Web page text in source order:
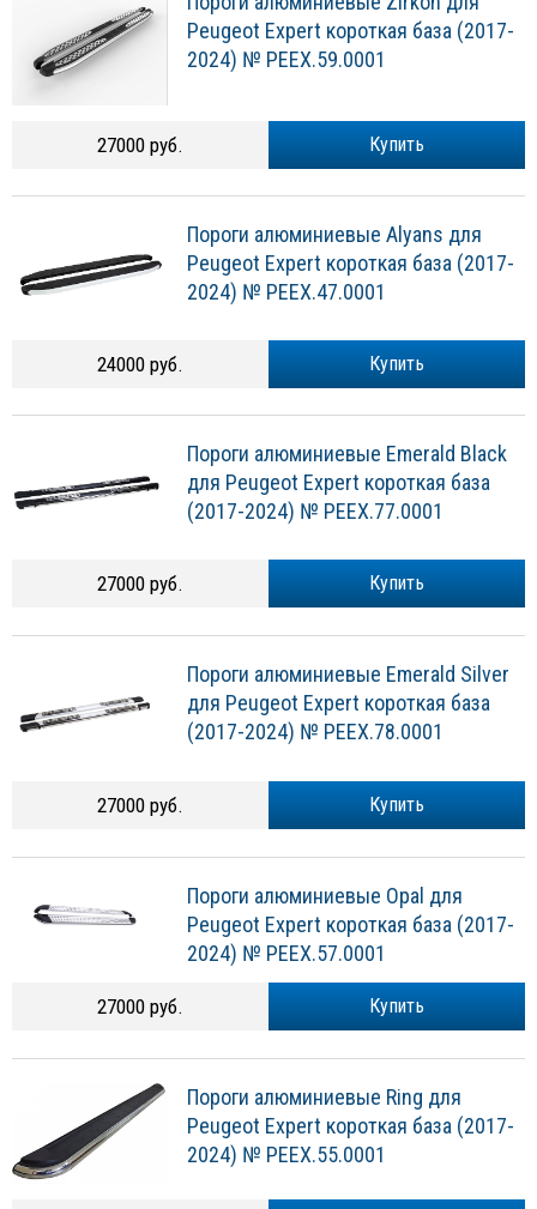
Peugeot Expert короткая база (2017-
2024) № PEEX.59.0001
Купить
27000 руб.
Пороги алюминиевые Alyans для
Peugeot Expert короткая база (2017-
2024) № PEEX.47.0001
Купить
24000 руб.
Пороги алюминиевые Emerald Black
для Peugeot Expert короткая база
(2017-2024) № PEEX.77.0001
Купить
27000 руб.
Пороги алюминиевые Emerald Silver
для Peugeot Expert короткая база
(2017-2024) № PEEX.78.0001
Купить
27000 руб.
Пороги алюминиевые Opal для
Peugeot Expert короткая база (2017-
2024) № PEEX.57.0001
Купить
27000 руб.
Пороги алюминиевые Ring для
Peugeot Expert короткая база (2017-
2024) № PEEX.55.0001